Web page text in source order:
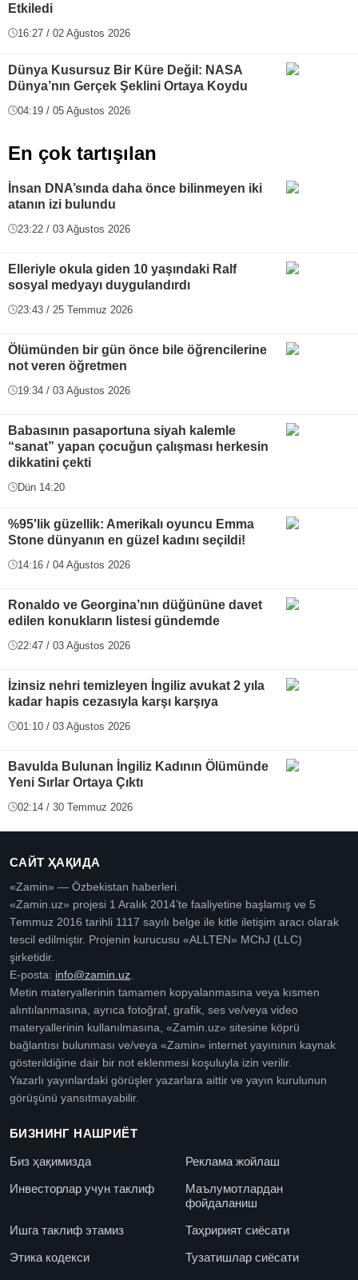
Etkiledi
16:27 / 02 Ağustos 2026
Dünya Kusursuz Bir Küre Değil: NASA
Dünya’nın Gerçek Şeklini Ortaya Koydu
04:19 / 05 Ağustos 2026
En çok tartışılan
İnsan DNA’sında daha önce bilinmeyen iki
atanın izi bulundu
23:22 / 03 Ağustos 2026
Elleriyle okula giden 10 yaşındaki Ralf
sosyal medyayı duygulandırdı
23:43 / 25 Temmuz 2026
Ölümünden bir gün önce bile öğrencilerine
not veren öğretmen
19:34 / 03 Ağustos 2026
Babasının pasaportuna siyah kalemle
“sanat” yapan çocuğun çalışması herkesin
dikkatini çekti
Dün 14:20
%95'lik güzellik: Amerikalı oyuncu Emma
Stone dünyanın en güzel kadını seçildi!
14:16 / 04 Ağustos 2026
Ronaldo ve Georgina’nın düğününe davet
edilen konukların listesi gündemde
22:47 / 03 Ağustos 2026
İzinsiz nehri temizleyen İngiliz avukat 2 yıla
kadar hapis cezasıyla karşı karşıya
01:10 / 03 Ağustos 2026
Bavulda Bulunan İngiliz Kadının Ölümünde
Yeni Sırlar Ortaya Çıktı
02:14 / 30 Temmuz 2026
САЙТ ҲАҚИДА
«Zamin» — Özbekistan haberleri.
«Zamin.uz» projesi 1 Aralık 2014’te faaliyetine başlamış ve 5
Temmuz 2016 tarihli 1117 sayılı belge ile kitle iletişim aracı olarak
tescil edilmiştir. Projenin kurucusu «ALLTEN» MChJ (LLC)
şirketidir.
E-posta: info@zamin.uz
Metin materyallerinin tamamen kopyalanmasına veya kısmen
alıntılanmasına, ayrıca fotoğraf, grafik, ses ve/veya video
materyallerinin kullanılmasına, «Zamin.uz» sitesine köprü
bağlantısı bulunması ve/veya «Zamin» internet yayınının kaynak
gösterildiğine dair bir not eklenmesi koşuluyla izin verilir.
Yazarlı yayınlardaki görüşler yazarlara aittir ve yayın kurulunun
görüşünü yansıtmayabilir.
БИЗНИНГ НАШРИЁТ
Биз ҳақимизда
Реклама жойлаш
Инвесторлар учун таклиф
Маълумотлардан
фойдаланиш
Ишга таклиф этамиз
Таҳририят сиёсати
Этика кодекси
Тузатишлар сиёсати